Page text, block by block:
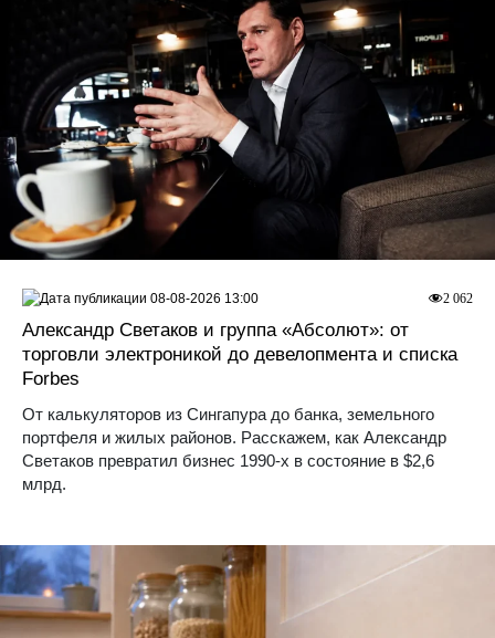
Александр Светаков и группа «Абсолют»: от
торговли электроникой до девелопмента и списка
Forbes
От калькуляторов из Сингапура до банка, земельного
портфеля и жилых районов. Расскажем, как Александр
Светаков превратил бизнес 1990-х в состояние в $2,6
млрд.
2 062
08-08-2026 13:00